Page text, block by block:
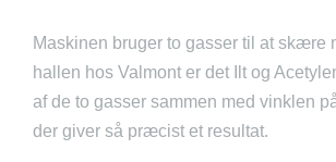
Maskinen bruger to gasser til at skære
hallen hos Valmont er det Ilt og
af de to gasser sammen med vinklen
der giver så præcist et resultat.